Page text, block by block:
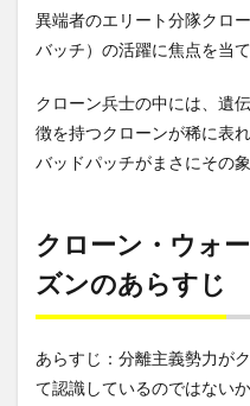
異端者のエリート分隊クロ
バッチ）の活躍に焦点を当て
クローン兵士の中には、遺
徴を持つクローンが稀に表
バッドパッチがまさにその象
クローン・ウォ
ズンのあらすじ
あらすじ：分離主義勢力が
て認識しているのではない